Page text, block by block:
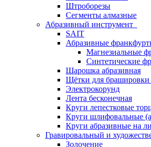
Штроборезы
Сегменты алмазные
Абразивный инструмент
SAIT
Абразивные
Магнезиальные
Синтетические
Шарошка абразивная
Щётки для брашировки
Электрокорунд
Лента бесконечная
Круги лепестковые
Круги шлифовальные
Круги абразивные на
Гравировальный и
Золочение